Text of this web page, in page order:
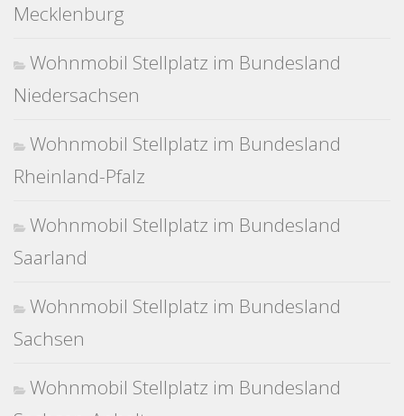
Mecklenburg
Wohnmobil Stellplatz im Bundesland
Niedersachsen
Wohnmobil Stellplatz im Bundesland
Rheinland-Pfalz
Wohnmobil Stellplatz im Bundesland
Saarland
Wohnmobil Stellplatz im Bundesland
Sachsen
Wohnmobil Stellplatz im Bundesland